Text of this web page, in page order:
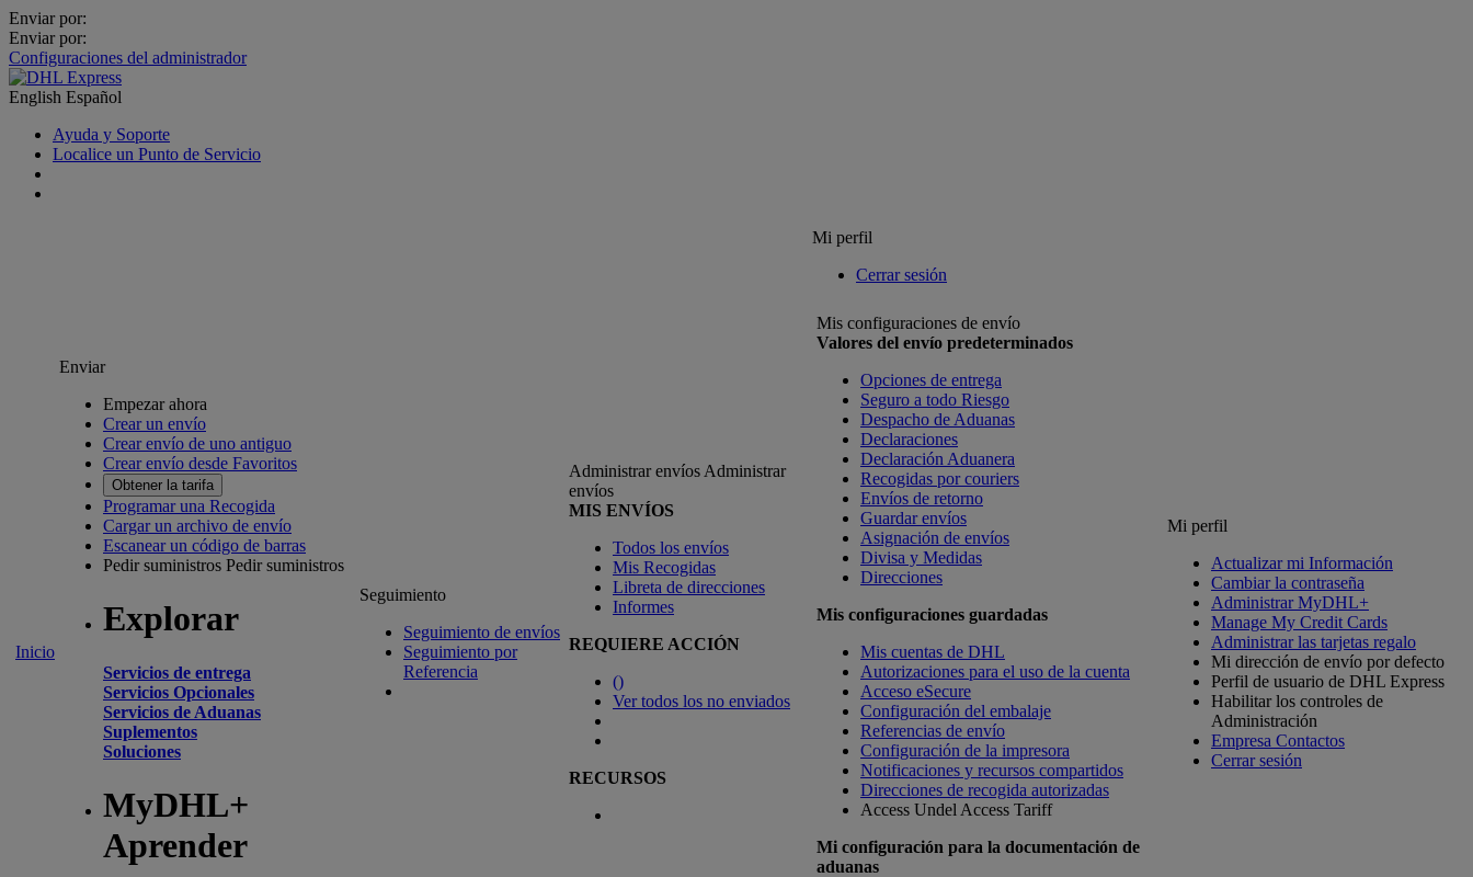
Enviar por:
Enviar por:
Configuraciones del administrador
English Español
Ayuda y Soporte
Localice un Punto de Servicio
Mi perfil
Cerrar sesión
Inicio
Enviar
Empezar ahora
Crear un envío
Crear envío de uno antiguo
Crear envío desde Favoritos
Obtener la tarifa
Programar una Recogida
Cargar un archivo de envío
Escanear un código de barras
Pedir suministros Pedir suministros
Explorar
Servicios de entrega
Servicios Opcionales
Servicios de Aduanas
Suplementos
Soluciones
MyDHL+
Aprender
Seguimiento
Seguimiento de envíos
Seguimiento por
Referencia
Administrar envíos Administrar
envíos
MIS ENVÍOS
Todos los envíos
Mis Recogidas
Libreta de direcciones
Informes
REQUIERE ACCIÓN
()
Ver todos los no enviados
RECURSOS
Mis configuraciones de envío
Valores del envío predeterminados
Opciones de entrega
Seguro a todo Riesgo
Despacho de Aduanas
Declaraciones
Declaración Aduanera
Recogidas por couriers
Envíos de retorno
Guardar envíos
Asignación de envíos
Divisa y Medidas
Direcciones
Mis configuraciones guardadas
Mis cuentas de DHL
Autorizaciones para el uso de la cuenta
Acceso eSecure
Configuración del embalaje
Referencias de envío
Configuración de la impresora
Notificaciones y recursos compartidos
Direcciones de recogida autorizadas
Access Undel Access Tariff
Mi configuración para la documentación de
aduanas
Mi perfil
Actualizar mi Información
Cambiar la contraseña
Administrar MyDHL+
Manage My Credit Cards
Administrar las tarjetas regalo
Mi dirección de envío por defecto
Perfil de usuario de DHL Express
Habilitar los controles de
Administración
Empresa Contactos
Cerrar sesión